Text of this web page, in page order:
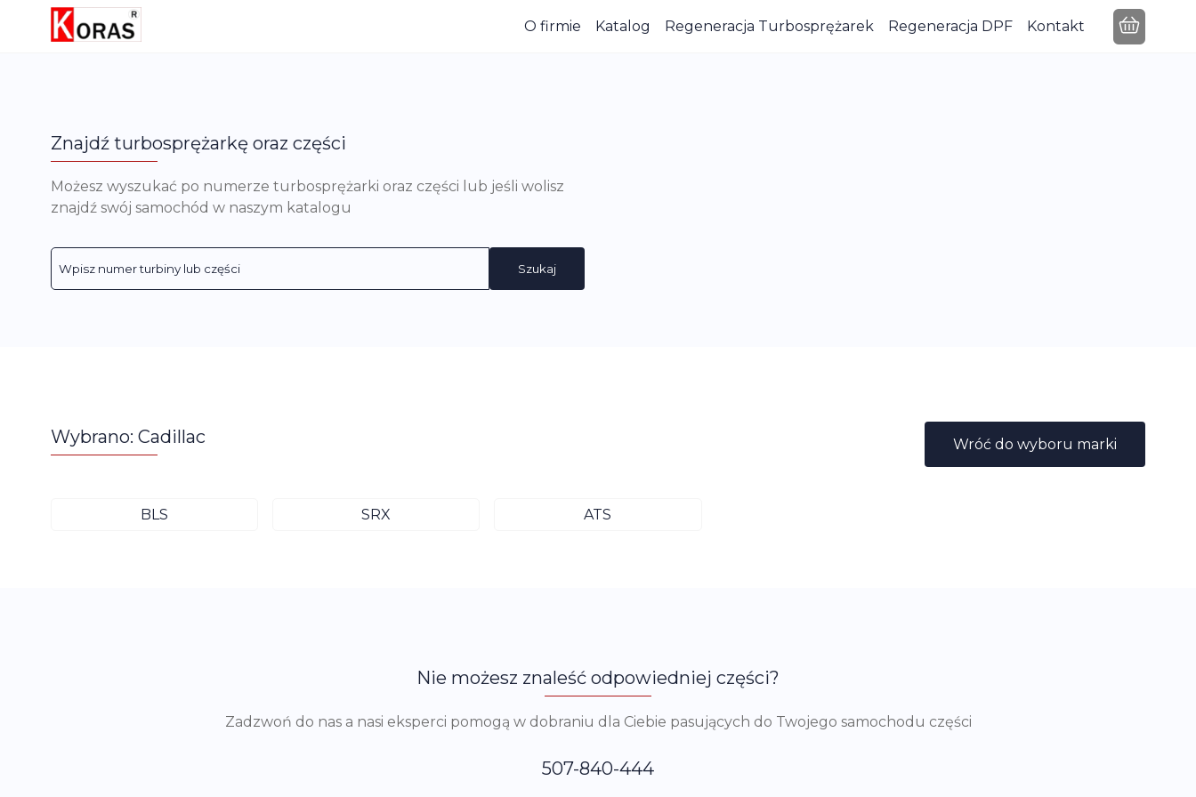
O firmie Katalog Regeneracja Turbosprężarek Regeneracja DPF Kontakt
Znajdź turbosprężarkę oraz części
Możesz wyszukać po numerze turbosprężarki oraz części lub jeśli wolisz
znajdź swój samochód w naszym katalogu
Szukaj
Wybrano: Cadillac Wróć do wyboru marki
BLS SRX ATS
Nie możesz znaleść odpowiedniej części?
Zadzwoń do nas a nasi eksperci pomogą w dobraniu dla Ciebie pasujących do Twojego samochodu części
507-840-444